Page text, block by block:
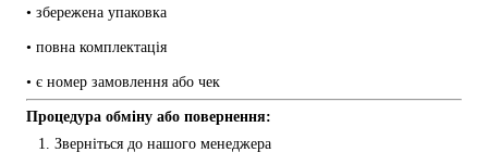
• збережена упаковка
• повна комплектація
• є номер замовлення або чек
Процедура обміну або повернення:
Зверніться до нашого менеджера